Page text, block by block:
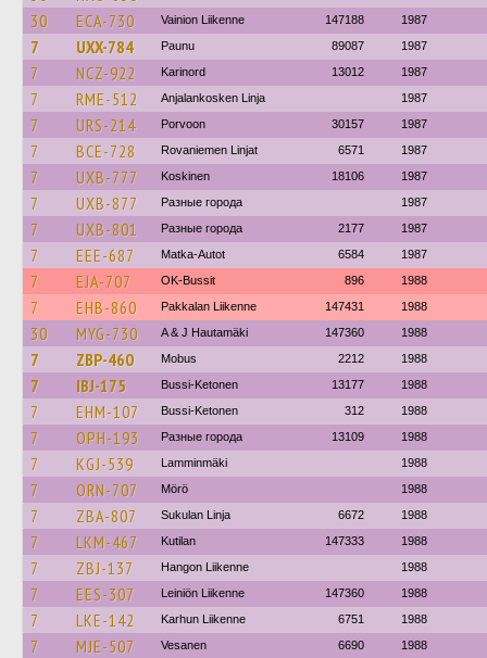
30
ECA-730 Vainion Liikenne 147188 1987
7 UXX-784 Paunu 89087 1987
7 NCZ-922 Karinord 13012 1987
7 RME-512 Anjalankosken Linja 1987
7 URS-214 Porvoon 30157 1987
7 BCE-728 Rovaniemen Linjat 6571 1987
7 UXB-777 Koskinen 18106 1987
7 UXB-877 Разные города 1987
7 UXB-801 Разные города 2177 1987
7 EEE-687 Matka-Autot 6584 1987
7 EJA-707 OK-Bussit 896 1988
7 EHB-860 Pakkalan Liikenne 147431 1988
30 MYG-730 A & J Hautamäki 147360 1988
7 ZBP-460 Mobus 2212 1988
7 IBJ-175 Bussi-Ketonen 13177 1988
7 EHM-107 Bussi-Ketonen 312 1988
7 OPH-193 Разные города 13109 1988
7 KGJ-539 Lamminmäki 1988
7 ORN-707 Mörö 1988
7 ZBA-807 Sukulan Linja 6672 1988
7 LKM-467 Kutilan 147333 1988
7 ZBJ-137 Hangon Liikenne 1988
7 EES-307 Leiniön Liikenne 147360 1988
7 LKE-142 Karhun Liikenne 6751 1988
7 MJE-507 Vesanen 6690 1988